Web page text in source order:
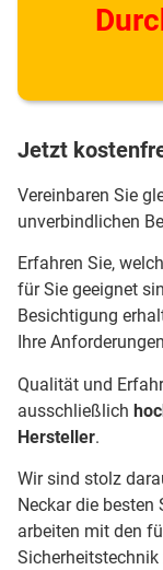
Jetzt
Vereinbaren Sie
unverbindlichen
Erfahren Sie,
für Sie geeignet
Besichtigung
Ihre
Qualität und
ausschließlich
Hersteller.
Wir sind stolz
Neckar die besten
arbeiten mit den